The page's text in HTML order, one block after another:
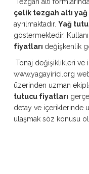
Tezgah altı
çelik tezgah altı
ayrılmaktadır. Yağ
göstermektedir.
fiyatları değişkenlik
Tonaj değişiklikleri ve
www.yagayirici.org
üzerinden uzman
tutucu fiyatları
detay ve içeriklerinde
ulaşmak söz konusu